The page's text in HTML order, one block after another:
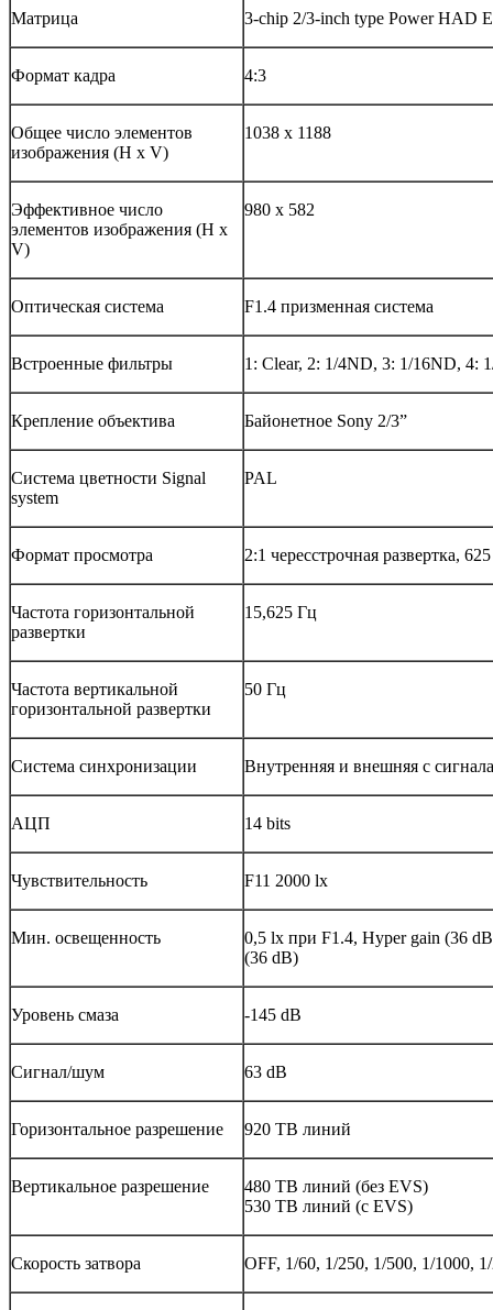
Матрица 3-chip 2/3-inch type Power HAD
Формат кадра 4:3
Общее число элементов
изображения (H x V)
1038 x 1188
Эффективное число
элементов изображения (H x
V)
980 x 582
Оптическая система F1.4 призменная система
Встроенные фильтры 1: Clear, 2: 1/4ND, 3: 1/16ND, 4:
Крепление объектива Байонетное Sony 2/3”
Система цветности Signal
system
PAL
Формат просмотра 2:1 чересстрочная развертка,
Частота горизонтальной
развертки
15,625 Гц
Частота вертикальной
горизонтальной развертки
50 Гц
Система синхронизации Внутренняя и внешняя с
АЦП 14 bits
Чувствительность F11 2000 lx
Мин. освещенность
0,5 lx при F1.4, Hyper gain (36
(36 dB)
Уровень смаза -145 dB
Сигнал/шум 63 dB
Горизонтальное разрешение 920 ТВ линий
Вертикальное разрешение
480 ТВ линий (без EVS)
530 ТВ линий (с EVS)
Скорость затвора OFF, 1/60, 1/250, 1/500, 1/1000,